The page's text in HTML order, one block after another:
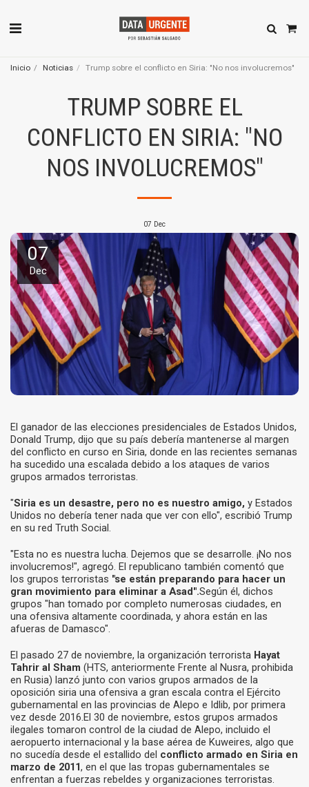
Inicio Noticias Trump sobre el conflicto en Siria: "No nos involucremos"
TRUMP SOBRE EL
CONFLICTO EN SIRIA: "NO
NOS INVOLUCREMOS"
07 Dec
07
Dec
El ganador de las elecciones presidenciales de Estados Unidos,
Donald Trump, dijo que su país debería mantenerse al margen
del conflicto en curso en Siria, donde en las recientes semanas
ha sucedido una escalada debido a los ataques de varios
grupos armados terroristas.
"Siria es un desastre, pero no es nuestro amigo, y Estados
Unidos no debería tener nada que ver con ello", escribió Trump
en su red Truth Social.
"Esta no es nuestra lucha. Dejemos que se desarrolle. ¡No nos
involucremos!", agregó. El republicano también comentó que
los grupos terroristas "se están preparando para hacer un
gran movimiento para eliminar a Asad".Según él, dichos
grupos "han tomado por completo numerosas ciudades, en
una ofensiva altamente coordinada, y ahora están en las
afueras de Damasco".
El pasado 27 de noviembre, la organización terrorista Hayat
Tahrir al Sham (HTS, anteriormente Frente al Nusra, prohibida
en Rusia) lanzó junto con varios grupos armados de la
oposición siria una ofensiva a gran escala contra el Ejército
gubernamental en las provincias de Alepo e Idlib, por primera
vez desde 2016.El 30 de noviembre, estos grupos armados
ilegales tomaron control de la ciudad de Alepo, incluido el
aeropuerto internacional y la base aérea de Kuweires, algo que
no sucedía desde el estallido del conflicto armado en Siria en
marzo de 2011, en el que las tropas gubernamentales se
enfrentan a fuerzas rebeldes y organizaciones terroristas.